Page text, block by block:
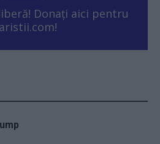
Donați aici pentru